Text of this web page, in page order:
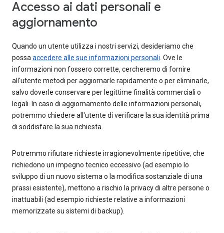
Accesso ai dati personali e
aggiornamento
Quando un utente utilizza i nostri servizi, desideriamo che
possaaccedere alle sue informazioni personali. Ove le
informazioni non fossero corrette, cercheremo di fornire
all'utente metodi per aggiornarle rapidamente o per eliminarle,
salvo doverle conservare per legittime finalità commerciali o
legali. In caso di aggiornamento delle informazioni personali,
potremmo chiedere all'utente di verificare la sua identità prima
di soddisfare la sua richiesta.
Potremmo rifiutare richieste irragionevolmente ripetitive, che
richiedono un impegno tecnico eccessivo (ad esempio lo
sviluppo di un nuovo sistema o la modifica sostanziale di una
prassi esistente), mettono a rischio la privacy di altre persone o
inattuabili (ad esempio richieste relative a informazioni
memorizzate su sistemi di backup).